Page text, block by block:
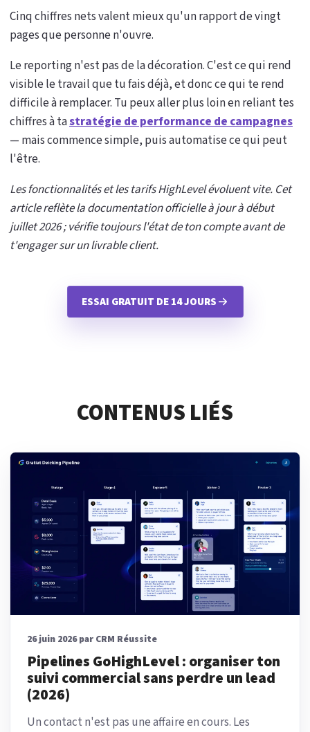
Cinq chiffres nets valent mieux qu'un rapport de vingt
pages que personne n'ouvre.
Le reporting n'est pas de la décoration. C'est ce qui rend
visible le travail que tu fais déjà, et donc ce qui te rend
difficile à remplacer. Tu peux aller plus loin en reliant tes
chiffres à tastratégie de performance de campagnes
— mais commence simple, puis automatise ce qui peut
l'être.
Les fonctionnalités et les tarifs HighLevel évoluent vite. Cet
article reflète la documentation officielle à jour à début
juillet 2026 ; vérifie toujours l'état de ton compte avant de
t'engager sur un livrable client.
ESSAI GRATUIT DE 14 JOURS
CONTENUS LIÉS
26 juin 2026 par CRM Réussite
Pipelines GoHighLevel : organiser ton
suivi commercial sans perdre un lead
(2026)
Un contact n'est pas une affaire en cours. Les